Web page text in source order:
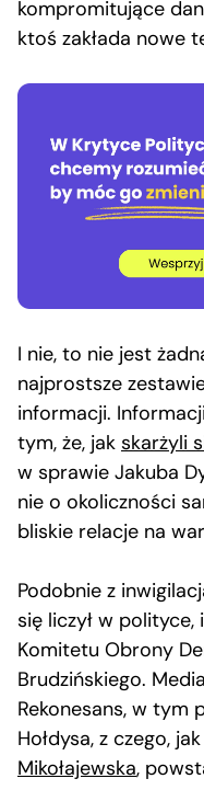
kompromitujące
ktoś zakłada nowe
I nie, to nie jest
najprostsze
informacji.
tym, że, jak skarżyli
w sprawie Jakuba
nie o okoliczności
bliskie relacje na
Podobnie z
się liczył w
Komitetu Obrony
Brudzińskiego.
Rekonesans, w tym
Hołdysa, z czego, jak
Mikołajewska,